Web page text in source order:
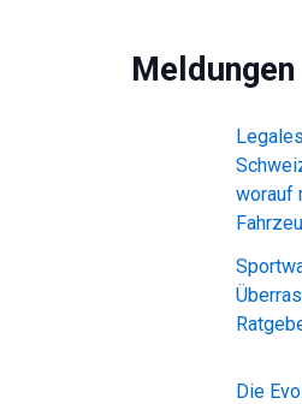
Meldungen
worauf
Die